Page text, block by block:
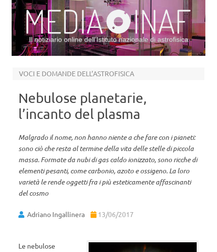
Il notiziario online dell’Istituto nazionale di astrofisica
VOCI E DOMANDE DELL’ASTROFISICA
Nebulose planetarie,
l’incanto del plasma
Malgrado il nome, non hanno niente a che fare con i pianeti:
sono ciò che resta al termine della vita delle stelle di piccola
massa. Formate da nubi di gas caldo ionizzato, sono ricche di
elementi pesanti, come carbonio, azoto e ossigeno. La loro
varietà le rende oggetti fra i più esteticamente affascinanti
del cosmo
Adriano Ingallinera 13/06/2017
Le nebulose